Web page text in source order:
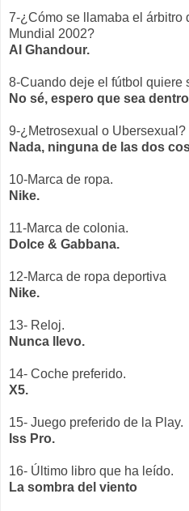
7-¿Cómo se llamaba el árbitro
Mundial 2002?
Al Ghandour.
8-Cuando deje el fútbol quiere
No sé, espero que sea
9-¿Metrosexual o Ubersexual?
Nada, ninguna de las dos
10-Marca de ropa.
Nike.
11-Marca de colonia.
Dolce & Gabbana.
12-Marca de ropa deportiva
Nike.
13- Reloj.
Nunca llevo.
14- Coche preferido.
X5.
15- Juego preferido de la Play.
Iss Pro.
16- Último libro que ha leído.
La sombra del viento